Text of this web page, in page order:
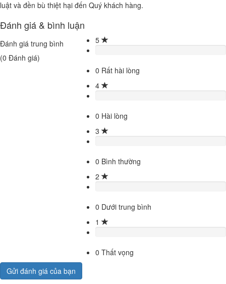
luật và đền bù thiệt hại đến Quý khách hàng.
Đánh giá & bình luận
Đánh giá trung bình
(0 Đánh giá)
5
0 Rất hài lòng
4
0 Hài lòng
3
0 Bình thường
2
0 Dưới trung bình
1
0 Thất vọng
Gửi đánh giá của bạn